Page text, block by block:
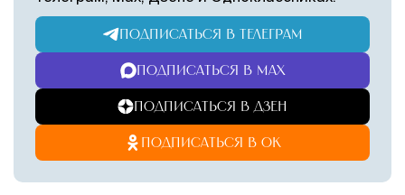
ПОДПИСАТЬСЯ В ТЕЛЕГРАМ
ПОДПИСАТЬСЯ В MAX
ПОДПИСАТЬСЯ В ДЗЕН
ПОДПИСАТЬСЯ В ОК